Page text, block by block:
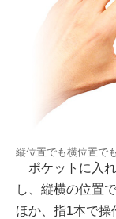
縦位置でも横位置で
ポケットに入
し、縦横の位置
ほか、指1本で